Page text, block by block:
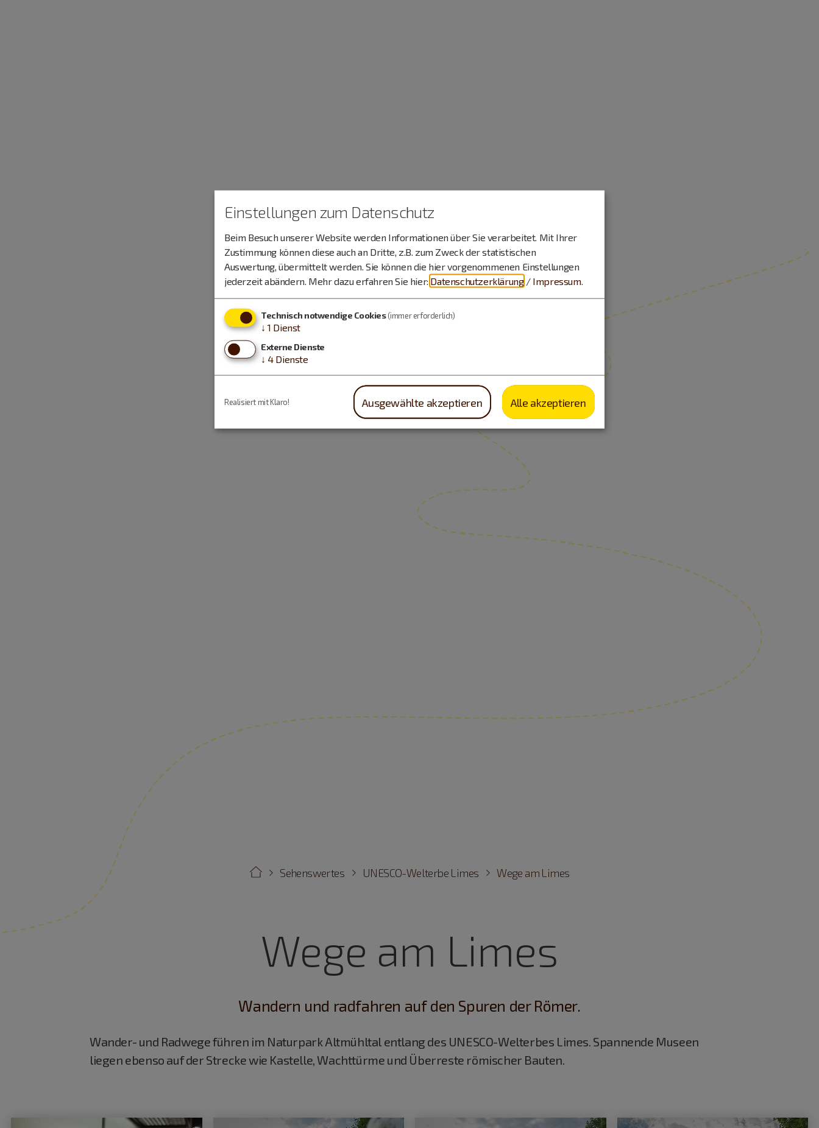
Wege am Limes
UNESCO-Welterbe Limes
Sehenswertes
Wege am Limes
Wandern und radfahren auf den Spuren der Römer.
Wander- und Radwege führen im Naturpark Altmühltal entlang des UNESCO-Welterbes Limes. Spannende Museen
liegen ebenso auf der Strecke wie Kastelle, Wachttürme und Überreste römischer Bauten.
Einstellungen zum Datenschutz
Beim Besuch unserer Website werden Informationen über Sie verarbeitet. Mit Ihrer
Zustimmung können diese auch an Dritte, z.B. zum Zweck der statistischen
Auswertung, übermittelt werden. Sie können die hier vorgenommenen Einstellungen
jederzeit abändern. Mehr dazu erfahren Sie hier: Datenschutzerklärung / Impressum.
Technisch notwendige Cookies(immer erforderlich)
↓ 1 Dienst
Externe Dienste
↓ 4 Dienste
Ausgewählte akzeptieren Alle akzeptieren
Realisiert mit Klaro!